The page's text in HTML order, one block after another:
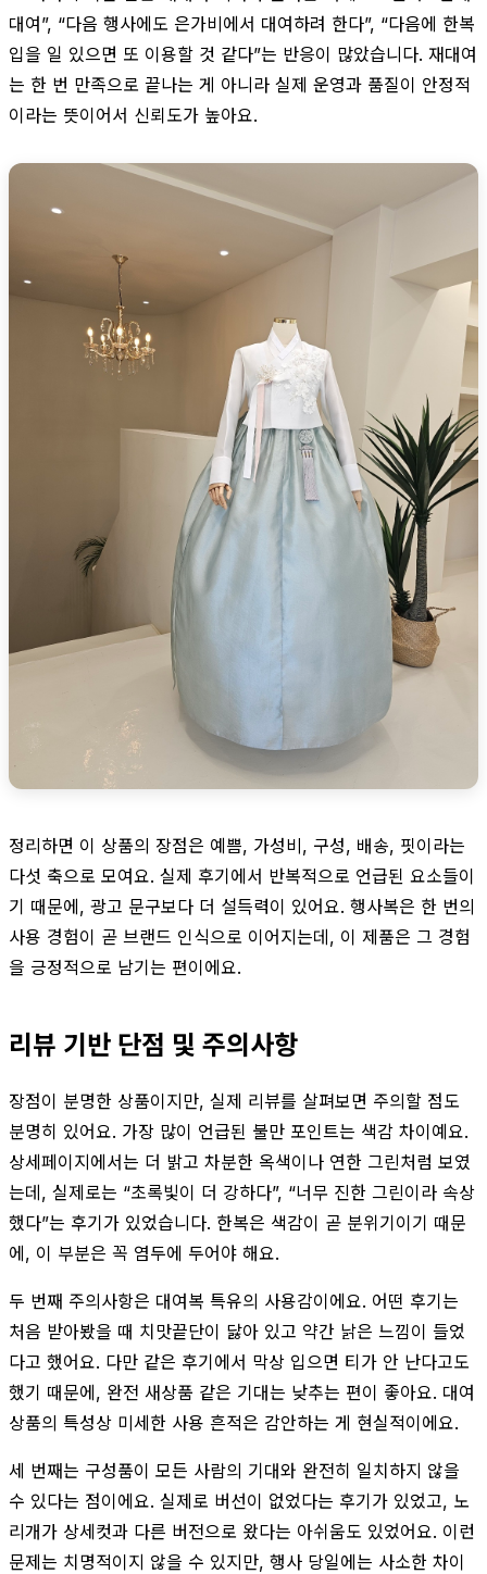
대여”, “다음 행사에도 은가비에서 대여하려 한다”, “다음에 한복
입을 일 있으면 또 이용할 것 같다”는 반응이 많았습니다. 재대여
는 한 번 만족으로 끝나는 게 아니라 실제 운영과 품질이 안정적
이라는 뜻이어서 신뢰도가 높아요.
정리하면 이 상품의 장점은 예쁨, 가성비, 구성, 배송, 핏이라는
다섯 축으로 모여요. 실제 후기에서 반복적으로 언급된 요소들이
기 때문에, 광고 문구보다 더 설득력이 있어요. 행사복은 한 번의
사용 경험이 곧 브랜드 인식으로 이어지는데, 이 제품은 그 경험
을 긍정적으로 남기는 편이에요.
리뷰 기반 단점 및 주의사항
장점이 분명한 상품이지만, 실제 리뷰를 살펴보면 주의할 점도
분명히 있어요. 가장 많이 언급된 불만 포인트는 색감 차이예요.
상세페이지에서는 더 밝고 차분한 옥색이나 연한 그린처럼 보였
는데, 실제로는 “초록빛이 더 강하다”, “너무 진한 그린이라 속상
했다”는 후기가 있었습니다. 한복은 색감이 곧 분위기이기 때문
에, 이 부분은 꼭 염두에 두어야 해요.
두 번째 주의사항은 대여복 특유의 사용감이에요. 어떤 후기는
처음 받아봤을 때 치맛끝단이 닳아 있고 약간 낡은 느낌이 들었
다고 했어요. 다만 같은 후기에서 막상 입으면 티가 안 난다고도
했기 때문에, 완전 새상품 같은 기대는 낮추는 편이 좋아요. 대여
상품의 특성상 미세한 사용 흔적은 감안하는 게 현실적이에요.
세 번째는 구성품이 모든 사람의 기대와 완전히 일치하지 않을
수 있다는 점이에요. 실제로 버선이 없었다는 후기가 있었고, 노
리개가 상세컷과 다른 버전으로 왔다는 아쉬움도 있었어요. 이런
문제는 치명적이지 않을 수 있지만, 행사 당일에는 사소한 차이